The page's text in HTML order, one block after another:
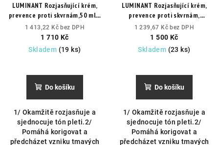
LUMINANT Rozjasňující krém,
prevence proti skvrnám,50 ml s
vyměnitelnou náplní.Pro
okamžitě zářivější a
sjednocenou pleť.
1 413,22 Kč bez DPH
1 710 Kč
Skladem (19 ks)
Do košíku
1/ Okamžitě rozjasňuje a
sjednocuje tón pleti.2/
Pomáhá korigovat a
předcházet vzniku tmavých
LUMINANT Rozjasňující krém,
prevence proti skvrnám,
náhradní náplň 50 ml.Pro
okamžitě zářivější a
sjednocenou pleť.
1 239,67 Kč bez DPH
1 500 Kč
Skladem (23 ks)
Do košíku
1/ Okamžitě rozjasňuje a
sjednocuje tón pleti.2/
Pomáhá korigovat a
předcházet vzniku tmavých